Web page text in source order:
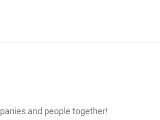
and people together!